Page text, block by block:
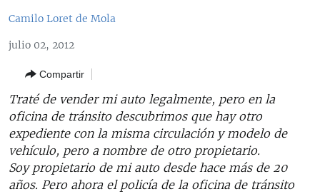
navegación
principal
búsqueda
SOBRE CUBA
DEPORTES
ARTE Y ENTRETENIMIENTO
OPINIÓN GRÁFICA
AUDIOVISUALES MARTÍ
RADIO MARTÍ
Camilo Loret de Mola
julio 02, 2012
Compartir
Traté de vender mi auto legalmente, pero en la
oficina de tránsito descubrimos que hay otro
expediente con la misma circulación y modelo de
vehículo, pero a nombre de otro propietario.
Soy propietario de mi auto desde hace más de 20
años. Pero ahora el policía de la oficina de tránsito